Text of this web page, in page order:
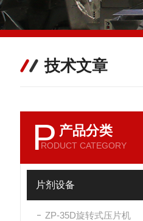
技术文章
P 产品分类
RODUCT CATEGORY
片剂设备
ZP-35D旋转式压片机